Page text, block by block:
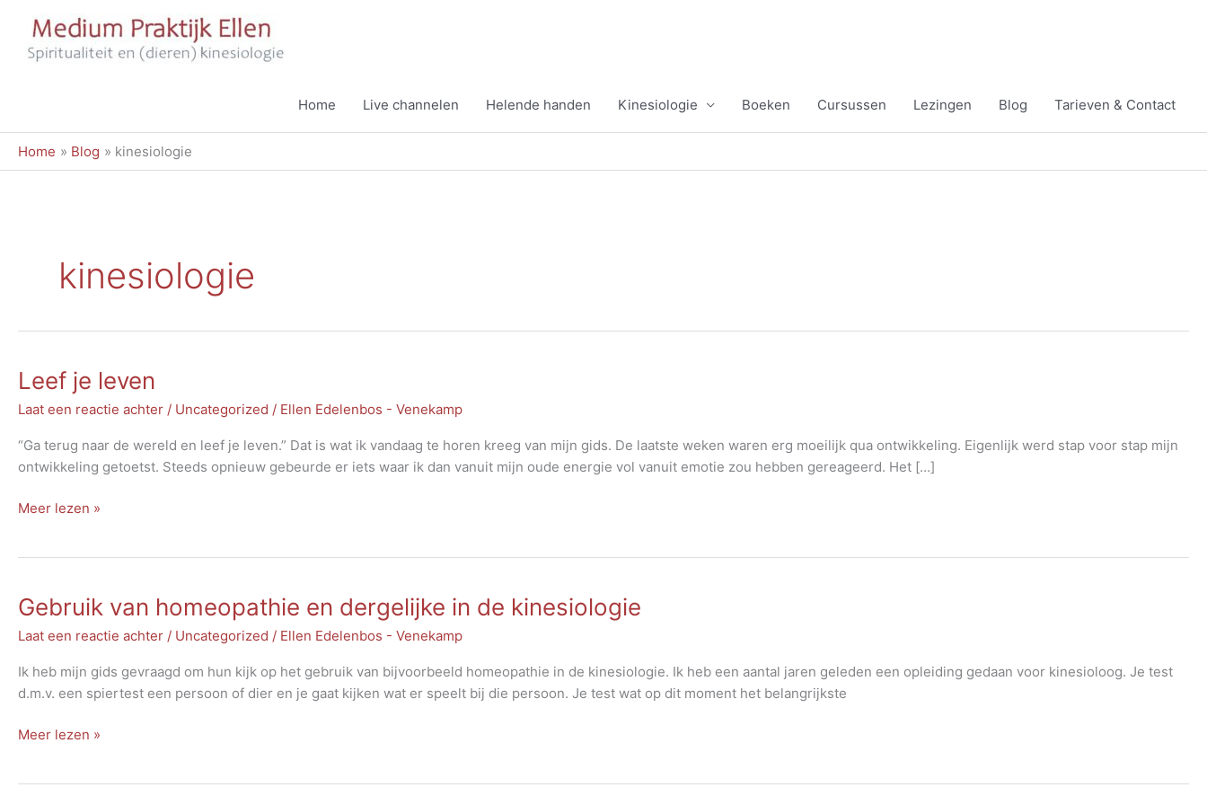
Home
Live channelen Helende handen Kinesiologie Boeken Cursussen Lezingen Blog Tarieven & Contact
Home Blog kinesiologie
kinesiologie
Leef je leven
Laat een reactie achter / Uncategorized / Ellen Edelenbos - Venekamp
“Ga terug naar de wereld en leef je leven.” Dat is wat ik vandaag te horen kreeg van mijn gids. De laatste weken waren erg moeilijk qua ontwikkeling. Eigenlijk werd stap voor stap mijn
ontwikkeling getoetst. Steeds opnieuw gebeurde er iets waar ik dan vanuit mijn oude energie vol vanuit emotie zou hebben gereageerd. Het […]
Leef
Meer lezen »
Gebruik van homeopathie en dergelijke in de kinesiologie
Laat een reactie achter / Uncategorized / Ellen Edelenbos - Venekamp
Ik heb mijn gids gevraagd om hun kijk op het gebruik van bijvoorbeeld homeopathie in de kinesiologie. Ik heb een aantal jaren geleden een opleiding gedaan voor kinesioloog. Je test
d.m.v. een spiertest een persoon of dier en je gaat kijken wat er speelt bij die persoon. Je test wat op dit moment het belangrijkste
Gebruik
Meer lezen »